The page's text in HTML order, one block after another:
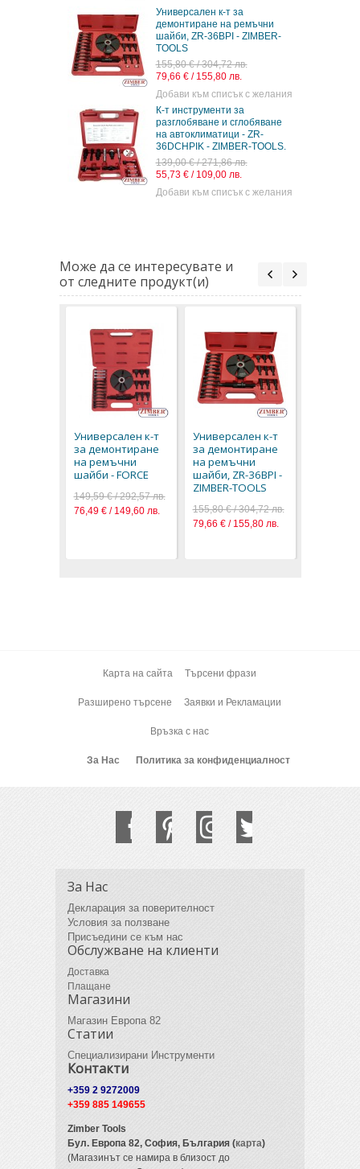
Универсален к-т за
демонтиране на ремъчни
шайби, ZR-36BPI - ZIMBER-
TOOLS
155,80 € / 304,72 лв.
79,66 € / 155,80 лв.
Добави към списък с желания
К-т инструменти за
разглобяване и сглобяване
на автоклиматици - ZR-
36DCHPIK - ZIMBER-TOOLS.
139,00 € / 271,86 лв.
55,73 € / 109,00 лв.
Добави към списък с желания
Може да се интересувате и
от следните продукт(и)
Универсален к-т
за демонтиране
на ремъчни
шайби - FORCE
149,59 € / 292,57 лв.
76,49 € / 149,60 лв.
Универсален к-т
за демонтиране
на ремъчни
шайби, ZR-36BPI -
ZIMBER-TOOLS
155,80 € / 304,72 лв.
79,66 € / 155,80 лв.
Карта на сайта Търсени фрази
Разширено търсене Заявки и Рекламации
Връзка с нас
За Нас Политика за конфиденциалност
За Нас
Декларация за поверителност
Условия за ползване
Присъедини се към нас
Обслужване на клиенти
Доставка
Плащане
Магазини
Магазин Европа 82
Статии
Специализирани Инструменти
Контакти
+359 2 9272009
+359 885 149655
Zimber Tools
Бул. Европа 82, София, България (карта)
(Магазинът се намира в близост до